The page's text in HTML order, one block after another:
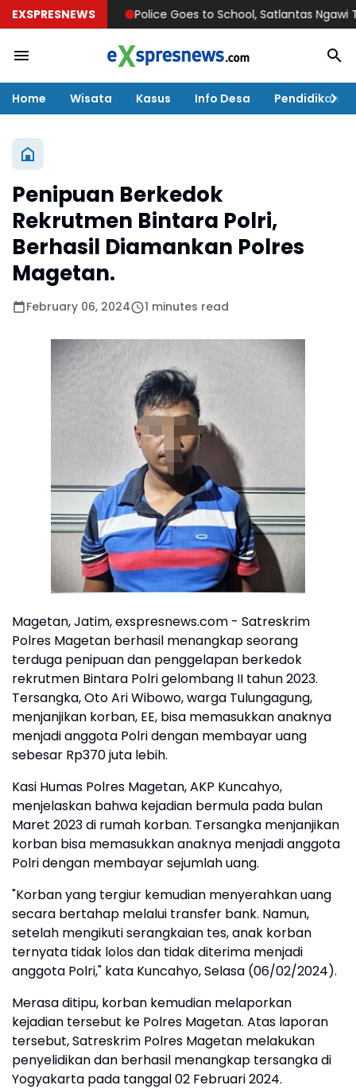
EXSPRESNEWSPolice Goes to School, Satlantas Ngawi
Home Wisata Kasus Info Desa Pendidikan
Penipuan Berkedok
Rekrutmen Bintara Polri,
Berhasil Diamankan Polres
Magetan.
February 06, 2024 1 minutes read
Magetan, Jatim, exspresnews.com - Satreskrim
Polres Magetan berhasil menangkap seorang
terduga penipuan dan penggelapan berkedok
rekrutmen Bintara Polri gelombang II tahun 2023.
Tersangka, Oto Ari Wibowo, warga Tulungagung,
menjanjikan korban, EE, bisa memasukkan anaknya
menjadi anggota Polri dengan membayar uang
sebesar Rp370 juta lebih.
Kasi Humas Polres Magetan, AKP Kuncahyo,
menjelaskan bahwa kejadian bermula pada bulan
Maret 2023 di rumah korban. Tersangka menjanjikan
korban bisa memasukkan anaknya menjadi anggota
Polri dengan membayar sejumlah uang.
"Korban yang tergiur kemudian menyerahkan uang
secara bertahap melalui transfer bank. Namun,
setelah mengikuti serangkaian tes, anak korban
ternyata tidak lolos dan tidak diterima menjadi
anggota Polri," kata Kuncahyo, Selasa (06/02/2024).
Merasa ditipu, korban kemudian melaporkan
kejadian tersebut ke Polres Magetan. Atas laporan
tersebut, Satreskrim Polres Magetan melakukan
penyelidikan dan berhasil menangkap tersangka di
Yogyakarta pada tanggal 02 Februari 2024.